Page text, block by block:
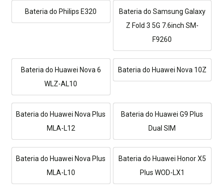
Bateria do Philips E320
Bateria do Samsung Galaxy
Z Fold 3 5G 7.6inch SM-
F9260
Bateria do Huawei Nova 6
WLZ-AL10
Bateria do Huawei Nova 10Z
Bateria do Huawei Nova Plus
MLA-L12
Bateria do Huawei G9 Plus
Dual SIM
Bateria do Huawei Nova Plus
MLA-L10
Bateria do Huawei Honor X5
Plus WOD-LX1